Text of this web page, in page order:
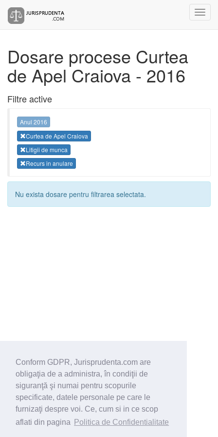
Conform GDPR, Jurisprudenta.com are
obligaţia de a administra, în condiţii de
siguranţă şi numai pentru scopurile
specificate, datele personale pe care le
furnizaţi despre voi. Ce, cum si in ce scop
aflati din pagina
Politica de Confidentialitate
Dosare procese Curtea
de Apel Craiova - 2016
Filtre active
Anul 2016
Curtea de Apel Craiova
Litigii de munca
Recurs in anulare
Nu exista dosare pentru filtrarea selectata.